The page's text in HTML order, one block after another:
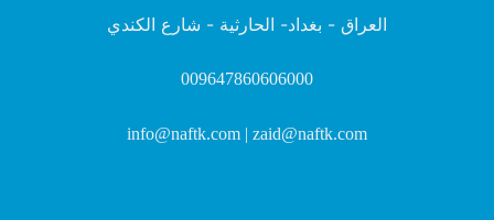
العراق - بغداد- الحارثية - شارع الكندي
009647860606000
info@naftk.com | zaid@naftk.com